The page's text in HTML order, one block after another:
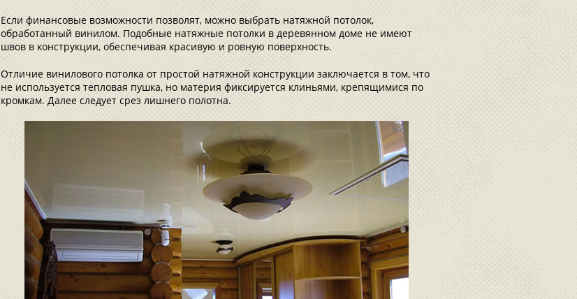
Если финансовые возможности позволят, можно выбрать натяжной потолок,
обработанный винилом. Подобные натяжные потолки в деревянном доме не имеют
швов в конструкции, обеспечивая красивую и ровную поверхность.
Отличие винилового потолка от простой натяжной конструкции заключается в том, что
не используется тепловая пушка, но материя фиксируется клиньями, крепящимися по
кромкам. Далее следует срез лишнего полотна.